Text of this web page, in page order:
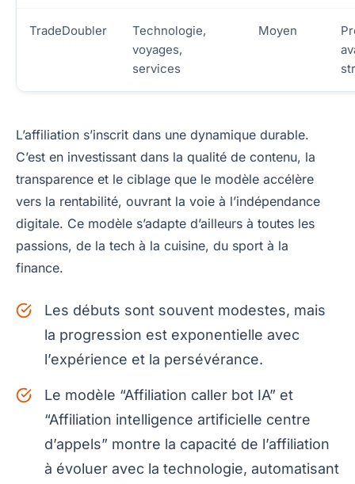
TradeDoubler
Technologie,
voyages,
services
Moyen
L’affiliation s’inscrit dans une dynamique durable.
C’est en investissant dans la qualité de contenu, la
transparence et le ciblage que le modèle accélère
vers la rentabilité, ouvrant la voie à l’indépendance
digitale. Ce modèle s’adapte d’ailleurs à toutes les
passions, de la tech à la cuisine, du sport à la
finance.
Les débuts sont souvent modestes, mais
la progression est exponentielle avec
l’expérience et la persévérance.
Le modèle “Affiliation caller bot IA” et
“Affiliation intelligence artificielle centre
d’appels” montre la capacité de l’affiliation
à évoluer avec la technologie, automatisant